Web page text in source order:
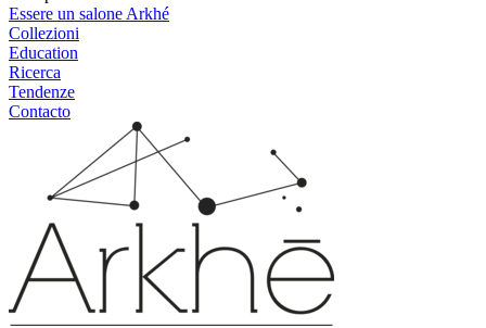
Essere un salone Arkhé
Collezioni
Education
Ricerca
Tendenze
Contacto